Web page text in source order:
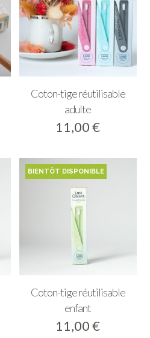
Coton-tige réutilisable
adulte
11,00€
Coton-tige réutilisable
enfant
11,00€